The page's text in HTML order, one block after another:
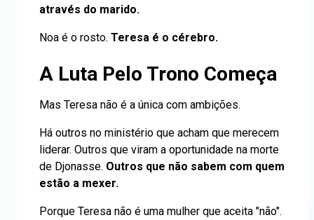
através do marido.
Noa é o rosto. Teresa é o cérebro.
A Luta Pelo Trono Começa
Mas Teresa não é a única com ambições.
Há outros no ministério que acham que merecem
liderar. Outros que viram a oportunidade na morte
de Djonasse. Outros que não sabem com quem
estão a mexer.
Porque Teresa não é uma mulher que aceita "não".